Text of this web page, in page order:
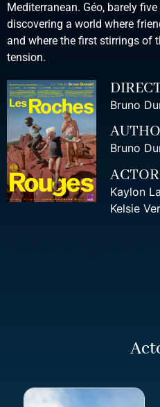
Mediterranean. Géo, barely
discovering a world where
and where the first stirrings of
tension.
Bruno
Bruno
Kaylon
Kelsie